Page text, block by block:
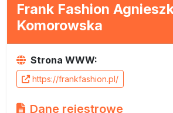
Frank Fashion
Komorowska
Strona WWW:
https://frankfashion.pl/
Dane rejestrowe